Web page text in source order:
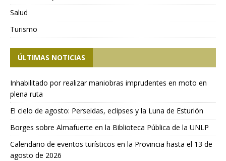
Salud
Turismo
ÚLTIMAS NOTICIAS
Inhabilitado por realizar maniobras imprudentes en moto en
plena ruta
El cielo de agosto: Perseidas, eclipses y la Luna de Esturión
Borges sobre Almafuerte en la Biblioteca Pública de la UNLP
Calendario de eventos turísticos en la Provincia hasta el 13 de
agosto de 2026